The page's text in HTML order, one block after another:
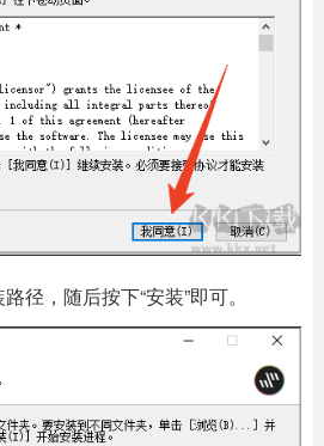
径，随后按下“安装”即可。